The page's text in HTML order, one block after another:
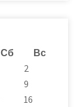
Сб
Вс
2
9
16